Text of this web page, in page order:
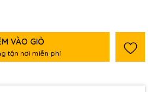
VÀO GIỎ
tận nơi miễn phí